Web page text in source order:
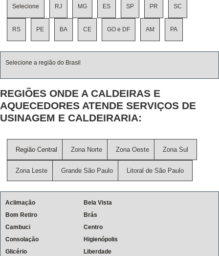
Selecione RJ MG ES SP PR SC
RS PE BA CE GO e DF AM PA
Selecione a região do Brasil
REGIÕES ONDE A CALDEIRAS E
AQUECEDORES ATENDE SERVIÇOS DE
USINAGEM E CALDEIRARIA:
Região Central Zona Norte Zona Oeste Zona Sul
Zona Leste Grande São Paulo Litoral de São Paulo
Aclimação
Bela Vista
Bom Retiro
Brás
Cambuci
Centro
Consolação
Higienópolis
Glicério
Liberdade